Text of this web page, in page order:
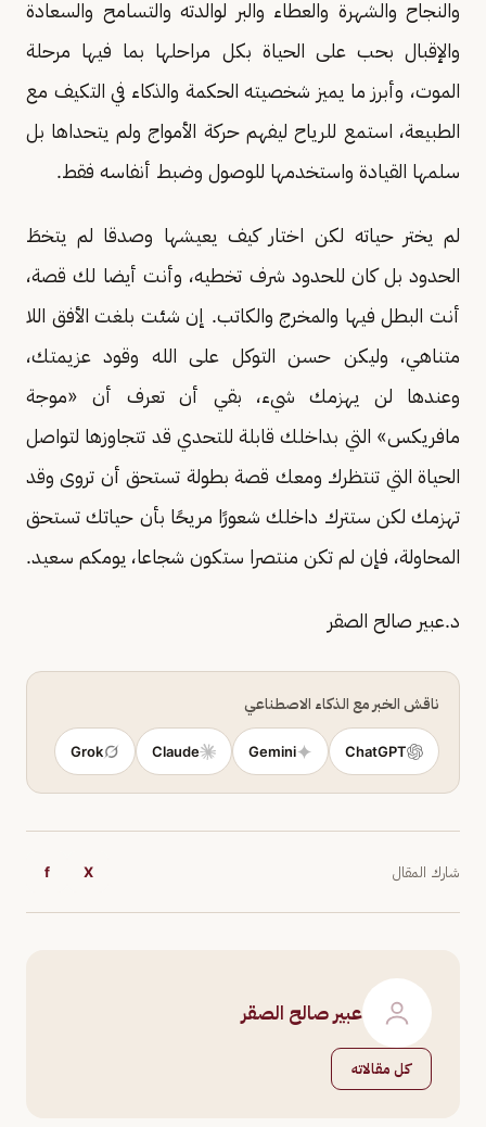
والنجاح والشهرة والعطاء والبر لوالدته والتسامح والسعادة
والإقبال بحب على الحياة بكل مراحلها بما فيها مرحلة
الموت، وأبرز ما يميز شخصيته الحكمة والذكاء في التكيف مع
الطبيعة، استمع للرياح ليفهم حركة الأمواج ولم يتحداها بل
سلمها القيادة واستخدمها للوصول وضبط أنفاسه فقط.
لم يختر حياته لكن اختار كيف يعيشها وصدقا لم يتخطَ
الحدود بل كان للحدود شرف تخطيه، وأنت أيضا لك قصة،
أنت البطل فيها والمخرج والكاتب. إن شئت بلغت الأفق اللا
متناهي، وليكن حسن التوكل على الله وقود عزيمتك،
وعندها لن يهزمك شيء، بقي أن تعرف أن «موجة
مافريكس» التي بداخلك قابلة للتحدي قد تتجاوزها لتواصل
الحياة التي تنتظرك ومعك قصة بطولة تستحق أن تروى وقد
تهزمك لكن ستترك داخلك شعورًا مريحًا بأن حياتك تستحق
المحاولة، فإن لم تكن منتصرا ستكون شجاعا، يومكم سعيد.
د.عبير صالح الصقر
ناقش الخبر مع الذكاء الاصطناعي
ChatGPT
Gemini
Claude
Grok
شارك المقال X
f
عبير صالح الصقر
كل مقالاته